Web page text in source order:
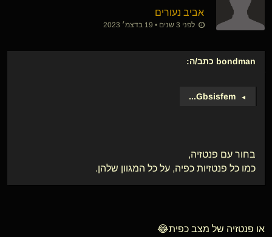
אביב נעורים
לפני 3 שנים • 19 בדצמ׳ 2023
bondman כתב/ה:
►
Gbsisfem
...
בחור עם פנטזיה,
כמו כל פנטזיות כפיה, על כל המגוון שלהן.
או פנטזיה של מצב כפית😂